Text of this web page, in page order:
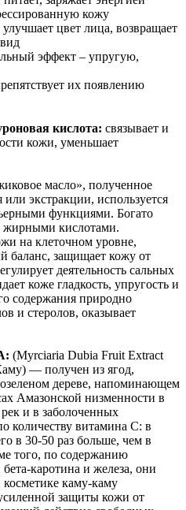
кожу
цвет лица, возвращает
эффект – упругую,
их появлению
кислота: связывает и
кожи, уменьшает
масло», полученное
экстракции, используется
функциями. Богато
кислотами.
на клеточном уровне,
баланс, защищает кожу от
деятельность сальных
коже гладкость, упругость и
содержания природно
и стеролов, оказывает
(Myrciaria Dubia Fruit Extract
— получен из ягод,
дереве, напоминающем
Амазонской низменности в
и в заболоченных
количеству витамина С: в
в 30-50 раз больше, чем в
того, по содержанию
каротина и железа, они
каму-каму
защиты кожи от